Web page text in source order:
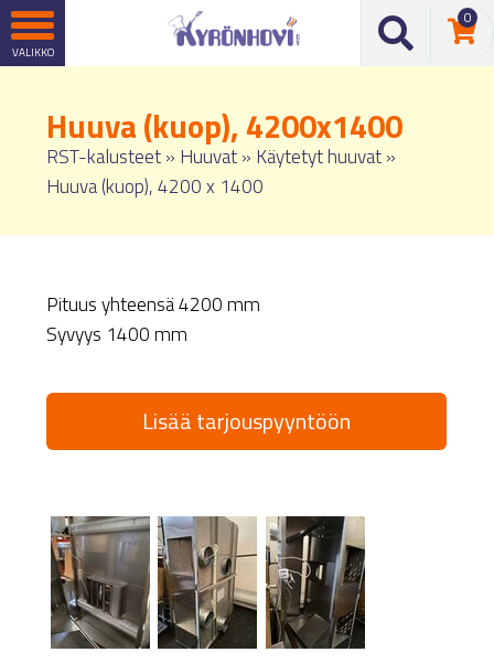
0
Huuva (kuop), 4200x1400
RST-kalusteet» Huuvat» Käytetyt huuvat»
Huuva (kuop), 4200 x 1400
Pituus yhteensä 4200 mm
Syvyys 1400 mm
Lisää tarjouspyyntöön